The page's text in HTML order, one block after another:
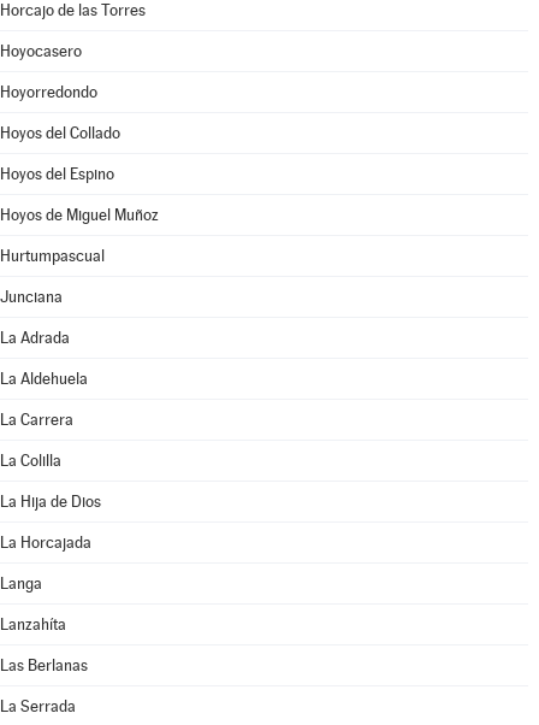
Horcajo de las Torres
Hoyocasero
Hoyorredondo
Hoyos del Collado
Hoyos del Espino
Hoyos de Miguel Muñoz
Hurtumpascual
Junciana
La Adrada
La Aldehuela
La Carrera
La Colilla
La Hija de Dios
La Horcajada
Langa
Lanzahíta
Las Berlanas
La Serrada